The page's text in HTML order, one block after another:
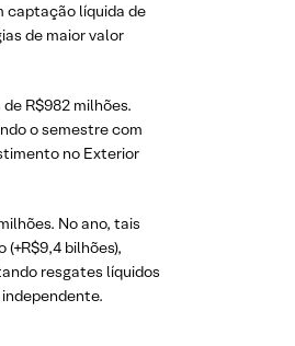
captação líquida de
de maior valor
R$982 milhões.
o semestre com
no Exterior
No ano, tais
bilhões),
resgates líquidos